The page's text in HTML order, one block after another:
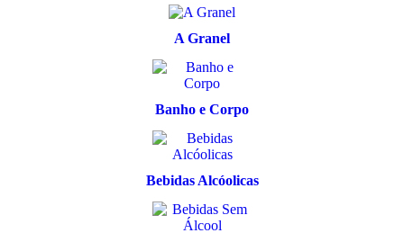
A Granel
Banho e Corpo
Bebidas Alcóolicas